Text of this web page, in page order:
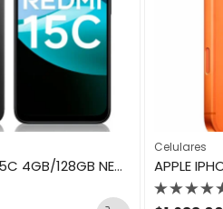
XIAOMI REDMI 15C 4GB/128GB NEGRO OCASO
Celulares